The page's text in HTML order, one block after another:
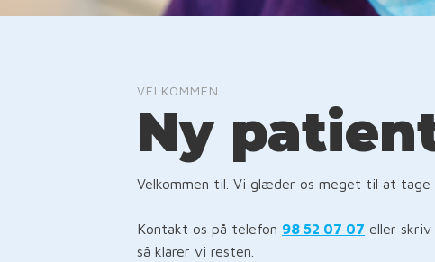
VELKOMMEN
Ny
Velkommen til. Vi glæder os meget til at tage
Kontakt os på telefon 98 52 07 07 eller
så klarer vi resten.